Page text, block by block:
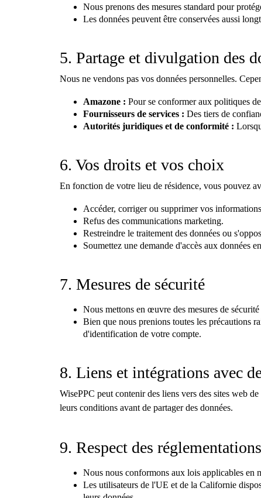
Nous prenons des mesures standard pour
Les données peuvent être conservées aussi
5. Partage et divulgation des
Nous ne vendons pas vos données personnelles.
Amazone : Pour se conformer aux politiques
Fournisseurs de services : Des tiers de
Autorités juridiques et de conformité :
6. Vos droits et vos choix
En fonction de votre lieu de résidence, vous pouvez
Accéder, corriger ou supprimer vos
Refus des communications marketing.
Restreindre le traitement des données ou
Soumettez une demande d'accès aux données
7. Mesures de sécurité
Nous mettons en œuvre des mesures de
Bien que nous prenions toutes les précautions
d'identification de votre compte.
8. Liens et intégrations avec
WisePPC peut contenir des liens vers des sites web
leurs conditions avant de partager des données.
9. Respect des
Nous nous conformons aux lois applicables en
Les utilisateurs de l'UE et de la Californie